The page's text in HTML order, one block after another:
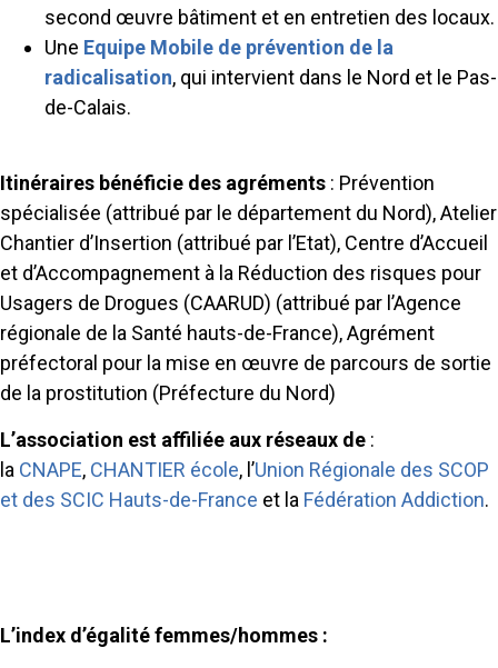
second œuvre bâtiment et en entretien des locaux.
Une Equipe Mobile de prévention de la
radicalisation, qui intervient dans le Nord et le Pas-
de-Calais.
Itinéraires bénéficie des agréments : Prévention
spécialisée (attribué par le département du Nord), Atelier
Chantier d’Insertion (attribué par l’Etat), Centre d’Accueil
et d’Accompagnement à la Réduction des risques pour
Usagers de Drogues (CAARUD) (attribué par l’Agence
régionale de la Santé hauts-de-France), Agrément
préfectoral pour la mise en œuvre de parcours de sortie
de la prostitution (Préfecture du Nord)
L’association est affiliée aux réseaux de :
la CNAPE, CHANTIER école, l’Union Régionale des SCOP
et des SCIC Hauts-de-France et la Fédération Addiction.
L’index d’égalité femmes/hommes :